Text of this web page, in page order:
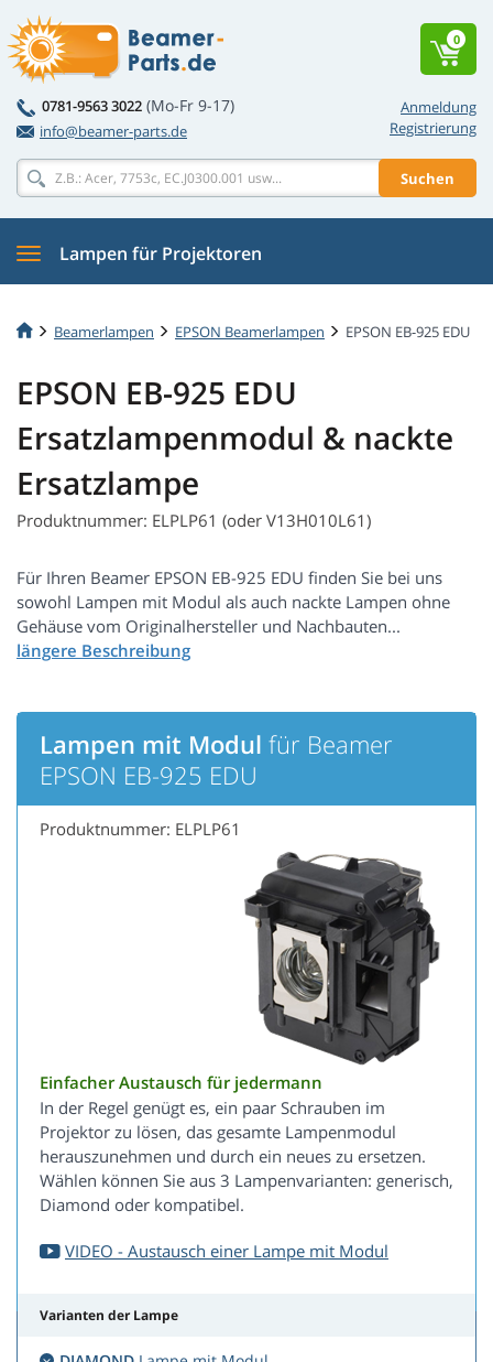
Anmeldung
Registrierung
0781-9563 3022 (Mo-Fr 9-17)
info@beamer-parts.de
Suchen
0
Lampen für Projektoren
Beamerlampen EPSON Beamerlampen EPSON EB-925 EDU
EPSON EB-925 EDU
Ersatzlampenmodul & nackte
Ersatzlampe
Produktnummer: ELPLP61 (oder V13H010L61)
Für Ihren Beamer EPSON EB-925 EDU finden Sie bei uns
sowohl Lampen mit Modul als auch nackte Lampen ohne
Gehäuse vom Originalhersteller und Nachbauten...
Lampen mit Modul für Beamer
EPSON EB-925 EDU
Produktnummer: ELPLP61
Einfacher Austausch für jedermann
In der Regel genügt es, ein paar Schrauben im
Projektor zu lösen, das gesamte Lampenmodul
herauszunehmen und durch ein neues zu ersetzen.
Wählen können Sie aus 3 Lampenvarianten: generisch,
Diamond oder kompatibel.
VIDEO - Austausch einer Lampe mit Modul
Varianten der Lampe